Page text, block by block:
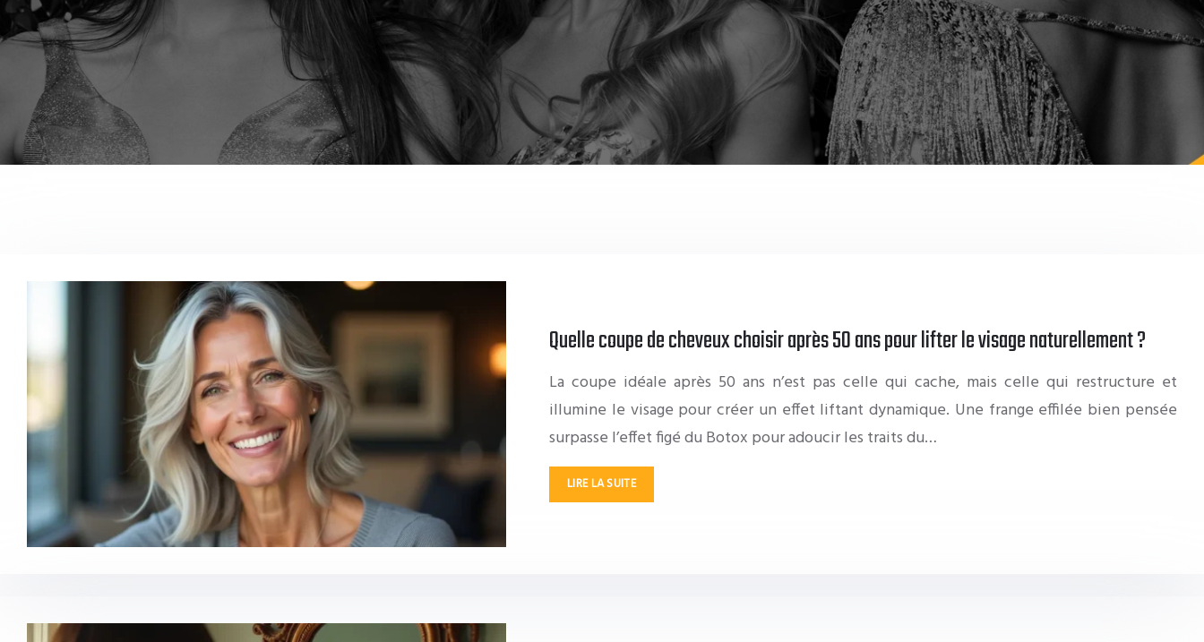
Quelle coupe de cheveux choisir après 50 ans pour lifter le visage naturellement ?
La coupe idéale après 50 ans n’est pas celle qui cache, mais celle qui restructure et
illumine le visage pour créer un effet liftant dynamique. Une frange effilée bien pensée
surpasse l’effet figé du Botox pour adoucir les traits du…
LIRE LA SUITE